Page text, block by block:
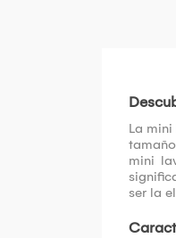
La
mini
ser la